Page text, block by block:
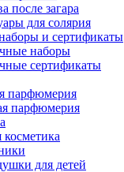
после загара
для солярия
и сертификаты
наборы
сертификаты
парфюмерия
парфюмерия
косметика
для детей